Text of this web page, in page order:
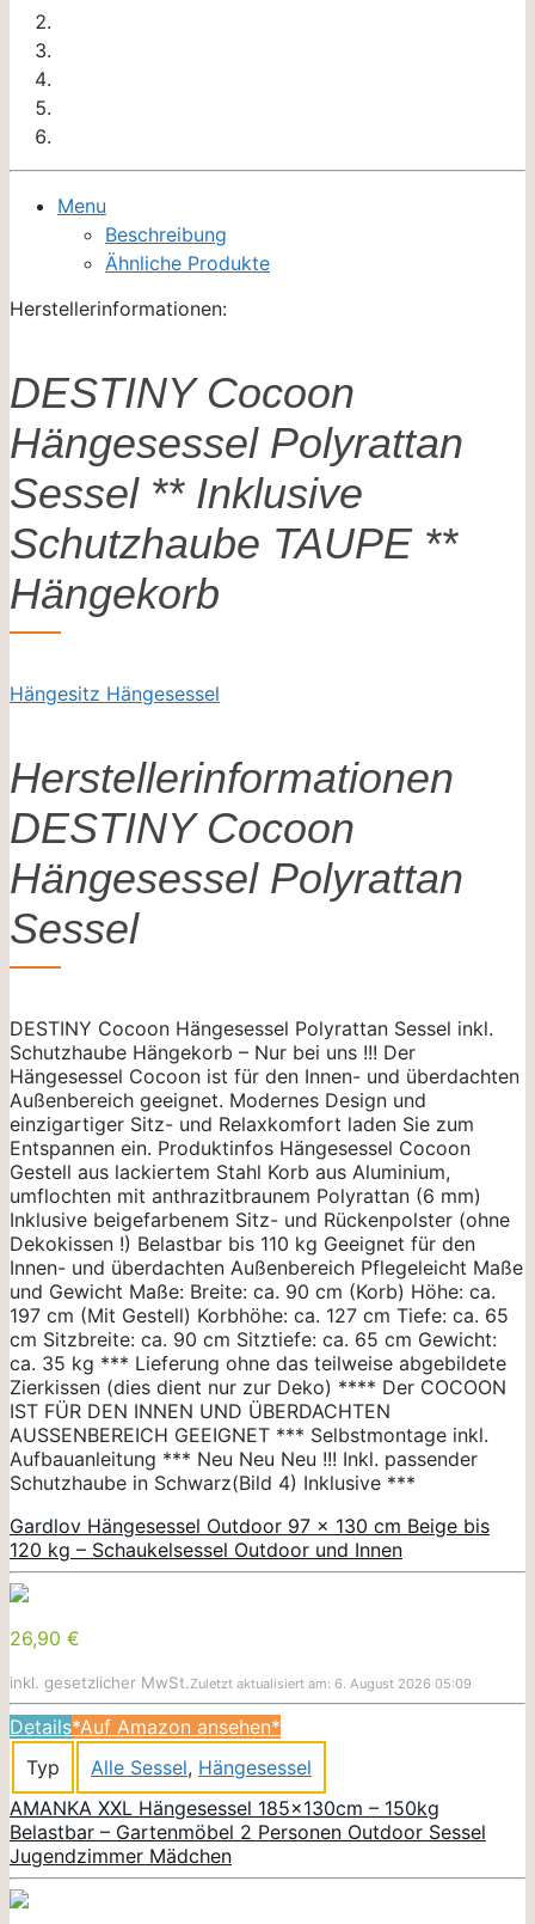
Menu
Beschreibung
Ähnliche Produkte
Herstellerinformationen:
DESTINY Cocoon
Hängesessel Polyrattan
Sessel ** Inklusive
Schutzhaube TAUPE **
Hängekorb
Hängesitz Hängesessel
Herstellerinformationen
DESTINY Cocoon
Hängesessel Polyrattan
Sessel
DESTINY Cocoon Hängesessel Polyrattan Sessel inkl.
Schutzhaube Hängekorb – Nur bei uns !!! Der
Hängesessel Cocoon ist für den Innen- und überdachten
Außenbereich geeignet. Modernes Design und
einzigartiger Sitz- und Relaxkomfort laden Sie zum
Entspannen ein. Produktinfos Hängesessel Cocoon
Gestell aus lackiertem Stahl Korb aus Aluminium,
umflochten mit anthrazitbraunem Polyrattan (6 mm)
Inklusive beigefarbenem Sitz- und Rückenpolster (ohne
Dekokissen !) Belastbar bis 110 kg Geeignet für den
Innen- und überdachten Außenbereich Pflegeleicht Maße
und Gewicht Maße: Breite: ca. 90 cm (Korb) Höhe: ca.
197 cm (Mit Gestell) Korbhöhe: ca. 127 cm Tiefe: ca. 65
cm Sitzbreite: ca. 90 cm Sitztiefe: ca. 65 cm Gewicht:
ca. 35 kg *** Lieferung ohne das teilweise abgebildete
Zierkissen (dies dient nur zur Deko) **** Der COCOON
IST FÜR DEN INNEN UND ÜBERDACHTEN
AUSSENBEREICH GEEIGNET *** Selbstmontage inkl.
Aufbauanleitung *** Neu Neu Neu !!! Inkl. passender
Schutzhaube in Schwarz(Bild 4) Inklusive ***
Gardlov Hängesessel Outdoor 97 x 130 cm Beige bis
120 kg – Schaukelsessel Outdoor und Innen
26,90 €
inkl. gesetzlicher MwSt.Zuletzt aktualisiert am: 6. August 2026 05:09
Details*Auf Amazon ansehen*
Typ
Alle Sessel, Hängesessel
AMANKA XXL Hängesessel 185x130cm – 150kg
Belastbar – Gartenmöbel 2 Personen Outdoor Sessel
Jugendzimmer Mädchen